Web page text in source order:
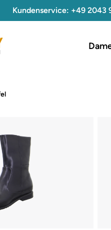
Kundenservice: +49 2043